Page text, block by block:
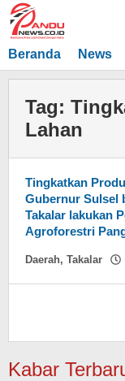
Lewati
ke
konten
Beranda News
Tag:
Lahan
Tingkatkan
Gubernur Sulsel
Takalar lakukan
Agroforestri
Daerah, Takalar
Kabar